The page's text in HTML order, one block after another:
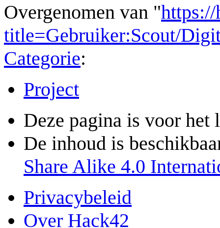
Overgenomen van "
title=Gebruiker:Scout/
Categorie:
Project
Deze pagina is voor het
De inhoud is
Share Alike 4.0
Privacybeleid
Over Hack42